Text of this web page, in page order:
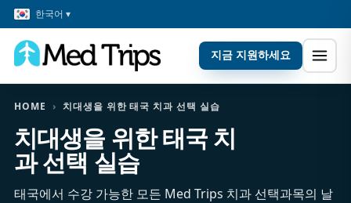
한국어 ▾
지금 지원하세요
HOME › 치대생을 위한 태국 치과 선택 실습
치대생을 위한 태국 치
과 선택 실습
태국에서 수강 가능한 모든 Med Trips 치과 선택과목의 날